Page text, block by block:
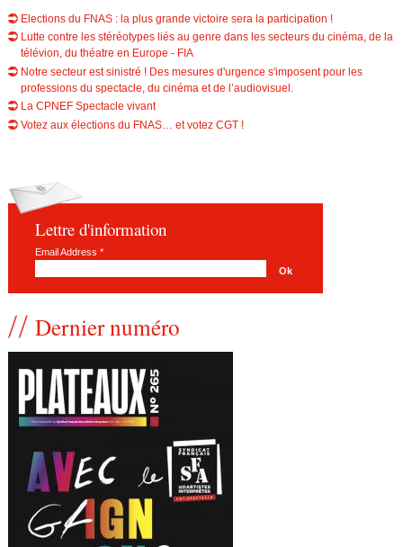
Elections du FNAS : la plus grande victoire sera la participation !
Lutte contre les stéréotypes liés au genre dans les secteurs du cinéma, de la
télévion, du théatre en Europe - FIA
Notre secteur est sinistré ! Des mesures d'urgence s'imposent pour les
professions du spectacle, du cinéma et de l’audiovisuel.
La CPNEF Spectacle vivant
Votez aux élections du FNAS… et votez CGT !
Lettre d'information
Email Address *
Dernier numéro